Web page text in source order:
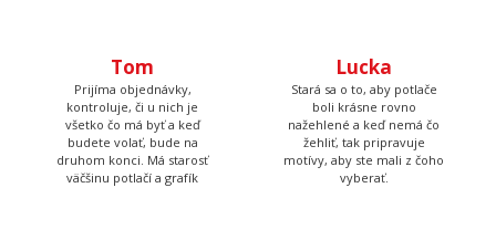
Tom
Prijíma objednávky,
kontroluje, či u nich je
všetko čo má byť a keď
budete volať, bude na
druhom konci. Má starosť
väčšinu potlačí a grafík
Lucka
Stará sa o to, aby potlače
boli krásne rovno
nažehlené a keď nemá čo
žehliť, tak pripravuje
motívy, aby ste mali z čoho
vyberať.